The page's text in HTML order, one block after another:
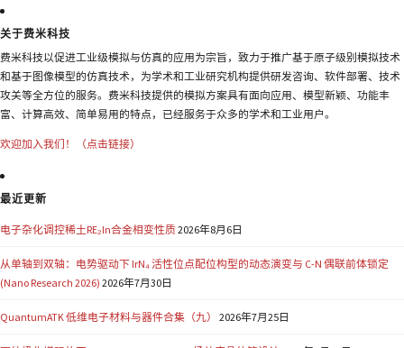
关于费米科技
费米科技以促进工业级模拟与仿真的应用为宗旨，致力于推广基于原子级别模拟技术
和基于图像模型的仿真技术，为学术和工业研究机构提供研发咨询、软件部署、技术
攻关等全方位的服务。费米科技提供的模拟方案具有面向应用、模型新颖、功能丰
富、计算高效、简单易用的特点，已经服务于众多的学术和工业用户。
欢迎加入我们！（点击链接）
最近更新
电子杂化调控稀土RE₂In合金相变性质2026年8月6日
从单轴到双轴：电势驱动下 IrN₄ 活性位点配位构型的动态演变与 C-N 偶联前体锁定
(Nano Research 2026) 2026年7月30日
QuantumATK 低维电子材料与器件合集（九） 2026年7月25日